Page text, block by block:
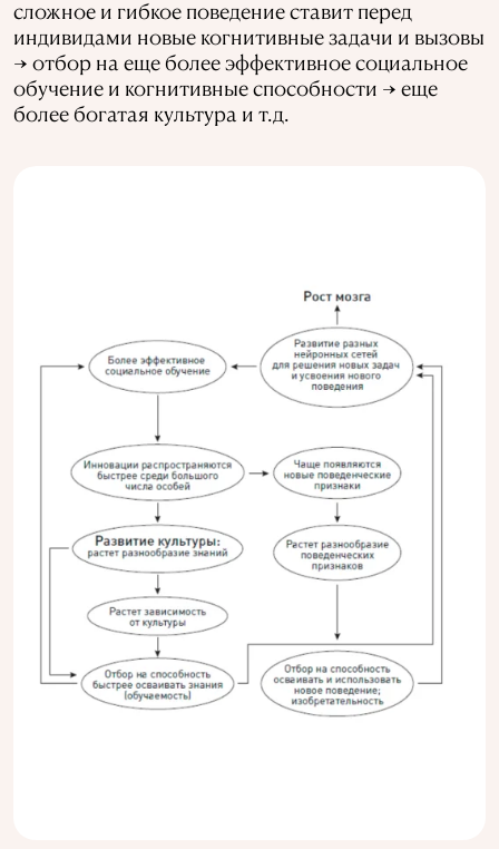
сложное и гибкое поведение ставит перед
индивидами новые когнитивные задачи и вызовы
→ отбор на еще более эффективное социальное
обучение и когнитивные способности → еще
более богатая культура и т.д.